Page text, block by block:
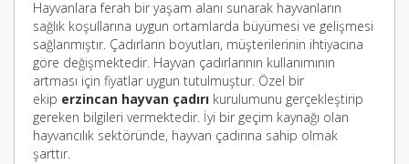
Hayvanlara ferah bir yaşam alanı sunarak hayvanların
sağlık koşullarına uygun ortamlarda büyümesi ve gelişmesi
sağlanmıştır. Çadırların boyutları, müşterilerinin ihtiyacına
göre değişmektedir. Hayvan çadırlarının kullanımının
artması için fiyatlar uygun tutulmuştur. Özel bir
ekip erzincan hayvan çadırı kurulumunu gerçekleştirip
gereken bilgileri vermektedir. İyi bir geçim kaynağı olan
hayvancılık sektöründe, hayvan çadırına sahip olmak
şarttır.